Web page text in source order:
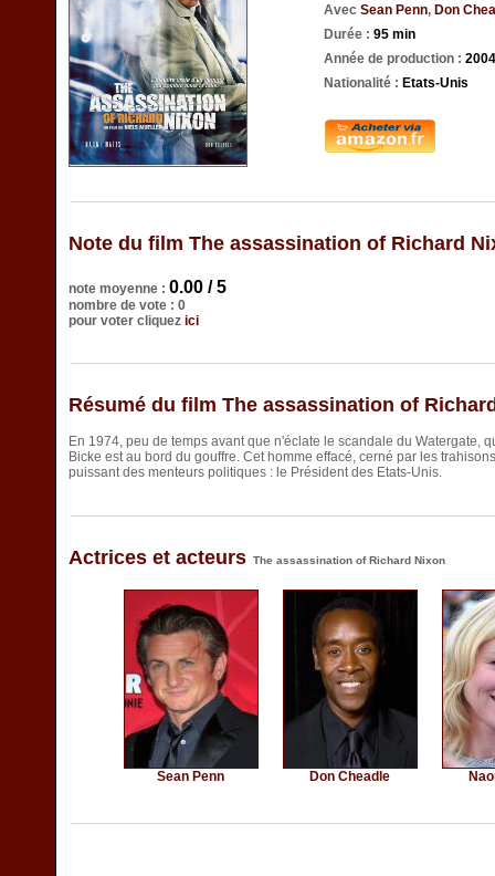
Avec Sean Penn, Don
Durée : 95 min
Année de production : 2004
Nationalité : Etats-Unis
Note du film The assassination of Richard
note moyenne : 0.00 / 5
nombre de vote : 0
pour voter cliquez ici
Résumé du film The assassination of
En 1974, peu de temps avant que n'éclate le scandale du Watergate,
Bicke est au bord du gouffre. Cet homme effacé, cerné par les
puissant des menteurs politiques : le Président des Etats-Unis.
Actrices et acteurs The assassination of Richard Nixon
Sean Penn Don Cheadle